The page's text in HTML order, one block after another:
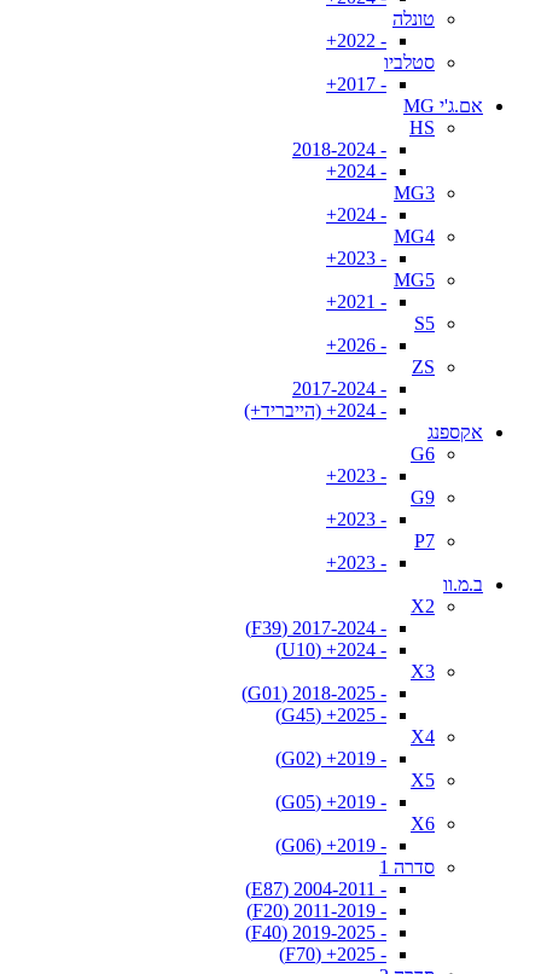
טונלה
- 2022+
סטלביו
- 2017+
אם.ג'י MG
HS
- 2018-2024
- 2024+
MG3
- 2024+
MG4
- 2023+
MG5
- 2021+
S5
- 2026+
ZS
- 2017-2024
- 2024+ (הייבריד+)
אקספנג
G6
- 2023+
G9
- 2023+
P7
- 2023+
ב.מ.וו
X2
- 2017-2024 (F39)
- 2024+ (U10)
X3
- 2018-2025 (G01)
- 2025+ (G45)
X4
- 2019+ (G02)
X5
- 2019+ (G05)
X6
- 2019+ (G06)
סדרה 1
- 2004-2011 (E87)
- 2011-2019 (F20)
- 2019-2025 (F40)
- 2025+ (F70)